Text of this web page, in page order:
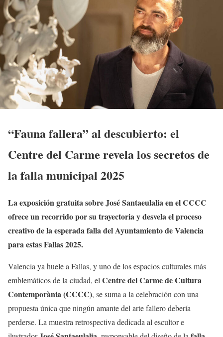
“Fauna fallera” al descubierto: el
Centre del Carme revela los secretos de
la falla municipal 2025
La exposición gratuita sobre José Santaeulalia en el CCCC
ofrece un recorrido por su trayectoria y desvela el proceso
creativo de la esperada falla del Ayuntamiento de Valencia
para estas Fallas 2025.
Valencia ya huele a Fallas, y uno de los espacios culturales más
emblemáticos de la ciudad, el Centre del Carme de Cultura
Contemporània (CCCC), se suma a la celebración con una
propuesta única que ningún amante del arte fallero debería
perderse. La muestra retrospectiva dedicada al escultor e